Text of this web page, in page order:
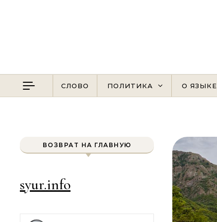
СЛОВО ПОЛИТИКА О ЯЗЫКЕ
ВОЗВРАТ НА ГЛАВНУЮ
syur.info